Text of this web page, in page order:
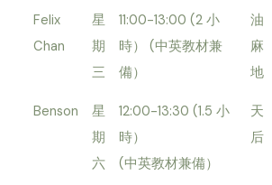
Felix
Chan
星
期
三
11:00-13:00 (2 小
時） (中英教材兼
備）
油
麻
地
Benson
星
期
六
12:00-13:30 (1.5 小
時）
(中英教材兼備）
天
后